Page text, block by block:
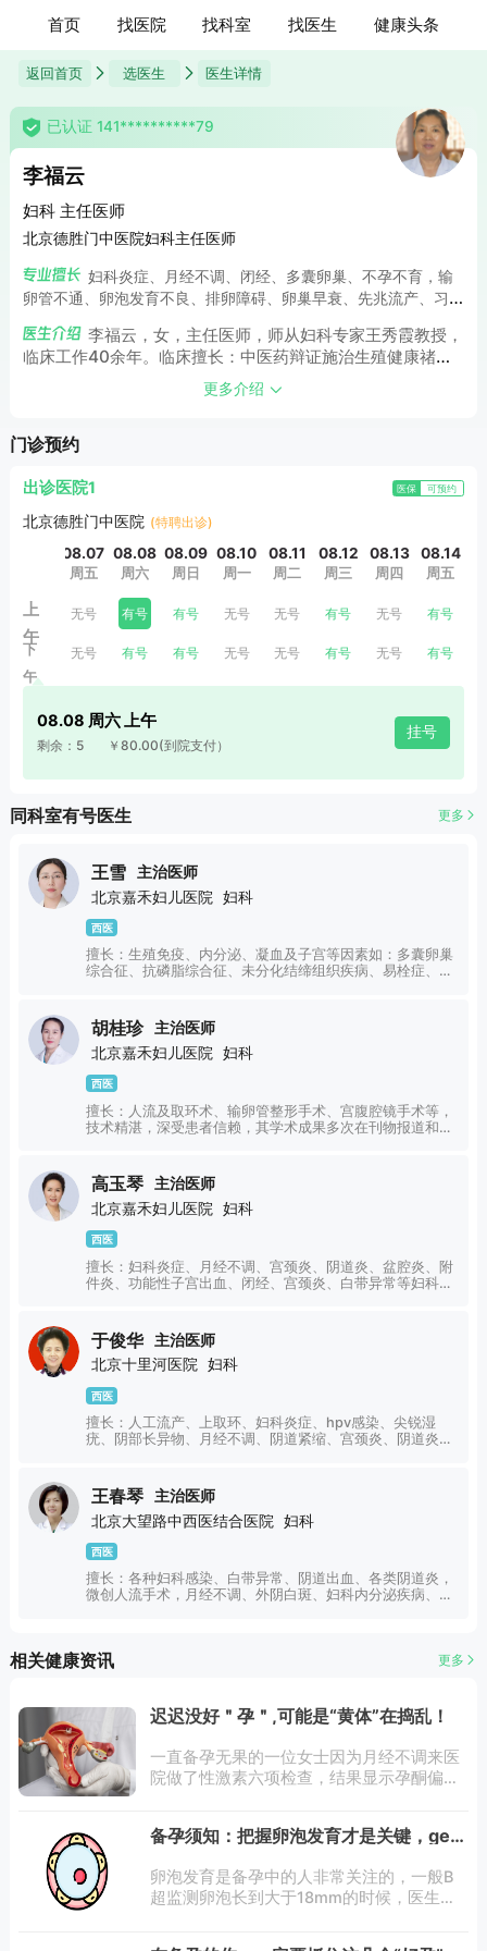
首页 找医院 找科室 找医生 健康头条
返回首页 选医生 医生详情
已认证 141**********79
李福云
妇科 主任医师
北京德胜门中医院妇科主任医师
妇科炎症、月经不调、闭经、多囊卵巢、不孕不育，输
卵管不通、卵泡发育不良、排卵障碍、卵巢早衰、先兆流产、习
年期综合症、功能性子宫出血、内膜异位、乳腺炎、乳腺增生、
乳腺囊肿、乳腺纤维瘤、乳腺癌、乳腺肿块、乳腺疼痛等妇科及
李福云，女，主任医师，师从妇科专家王秀霞教授，
临床工作40余年。临床擅长：中医药辩证施治生殖健康禇
症，精求古训，博采众长，已形成了自己的诊疗特色。注重肝
脾肾调理，重视心理和情志在疾病发生发展中的作用，充分利
西医结合，针药并用，内服与外治并施，每获良效。
更多介绍
门诊预约
出诊医院1 医保 可预约
北京德胜门中医院 (特聘出诊)
上
午
下
午
08.07
周五
无号
无号
08.08
周六
有号
有号
08.09
周日
有号
有号
08.10
周一
无号
无号
08.11
周二
无号
无号
08.12
周三
有号
有号
08.13
周四
无号
无号
08.14
周五
有号
有号
08.08 周六 上午
剩余：5 ￥80.00(到院支付）
挂号
同科室有号医生 更多
王雪
主治医师
北京嘉禾妇儿医院
妇科
西医
擅长：生殖免疫、内分泌、凝血及子宫等因素如：多囊卵巢
综合征、抗磷脂综合征、未分化结缔组织疾病、易栓症、薄
治。熟练诊断并处理妊娠期并发症、合并症及围产期的管
理，熟练掌握宫颈环扎、剖宫产及宫腹腔镜等妇产科手术。
胡桂珍
主治医师
北京嘉禾妇儿医院
妇科
西医
擅长：人流及取环术、输卵管整形手术、宫腹腔镜手术等，
技术精湛，深受患者信赖，其学术成果多次在刊物报道和转
高玉琴
主治医师
北京嘉禾妇儿医院
妇科
西医
擅长：妇科炎症、月经不调、宫颈炎、阴道炎、盆腔炎、附
件炎、功能性子宫出血、闭经、宫颈炎、白带异常等妇科常
解。
于俊华
主治医师
北京十里河医院 妇科
西医
擅长：人工流产、上取环、妇科炎症、hpv感染、尖锐湿
疣、阴部长异物、月经不调、阴道紧缩、宫颈炎、阴道炎、
炎、白带异常、宫颈病变、宫颈息肉、宫颈囊肿、宫颈肥
大、前庭大腺囊肿、更年期综合征、外阴瘙痒、子宫内膜
炎、多囊卵巢、宫颈糜烂等妇科常见病、多发病有30多年的
王春琴
主治医师
北京大望路中西医结合医院
妇科
西医
擅长：各种妇科感染、白带异常、阴道出血、各类阴道炎，
微创人流手术，月经不调、外阴白斑、妇科内分泌疾病、急/
相关健康资讯 更多
迟迟没好＂孕＂,可能是“黄体”在捣乱！
一直备孕无果的一位女士因为月经不调来医
院做了性激素六项检查，结果显示孕酮偏
了。”女士悬着的心稍稍放下，后续准备按照
备孕须知：把握卵泡发育才是关键，get
卵泡发育是备孕中的人非常关注的，一般B
超监测卵泡长到大于18mm的时候，医生会